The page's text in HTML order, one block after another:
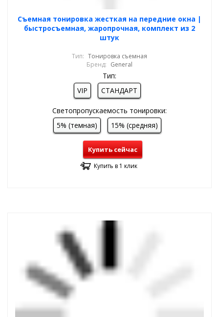
Cъемная тонировка жесткая на передние окна |
быстросъемная, жаропрочная, комплект из 2
штук
Тип: Тонировка съемная
Бренд: General
Тип:
VIP
СТАНДАРТ
Светопропускаемость тонировки:
5% (темная)
15% (средняя)
Купить сейчас
Купить в 1 клик